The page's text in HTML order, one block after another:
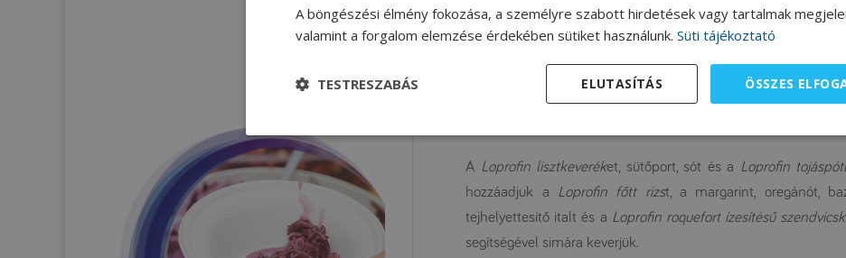
t sóval, olajjal ellátott, forrásban lévő vízben
A Loprofin lisztkeveréket, sütőport, sót és a Loprofin
hozzáadjuk a Loprofin főtt rizst, a margarint, oregánót,
tejhelyettesítő italt és a Loprofin roquefort ízesítésű
segítségével simára keverjük.
A böngészési élmény fokozása, a személyre szabott hirdetések vagy tartalmak
valamint a forgalom elemzése érdekében sütiket használunk. Süti tájékoztató
ÖSSZES
ELUTASÍTÁS
TESTRESZABÁS